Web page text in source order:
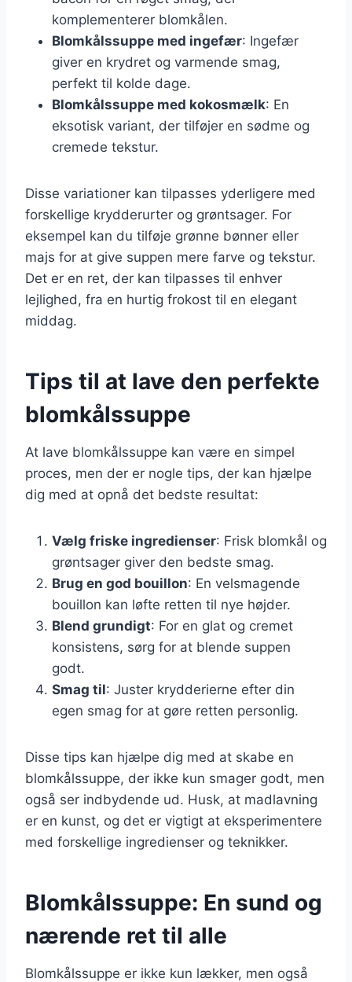
komplementerer blomkålen.
Blomkålssuppe med ingefær: Ingefær
giver en krydret og varmende smag,
perfekt til kolde dage.
Blomkålssuppe med kokosmælk: En
eksotisk variant, der tilføjer en sødme og
cremede tekstur.
Disse variationer kan tilpasses yderligere med
forskellige krydderurter og grøntsager. For
eksempel kan du tilføje grønne bønner eller
majs for at give suppen mere farve og tekstur.
Det er en ret, der kan tilpasses til enhver
lejlighed, fra en hurtig frokost til en elegant
middag.
Tips til at lave den perfekte
blomkålssuppe
At lave blomkålssuppe kan være en simpel
proces, men der er nogle tips, der kan hjælpe
dig med at opnå det bedste resultat:
Vælg friske ingredienser: Frisk blomkål og
grøntsager giver den bedste smag.
Brug en god bouillon: En velsmagende
bouillon kan løfte retten til nye højder.
Blend grundigt: For en glat og cremet
konsistens, sørg for at blende suppen
godt.
Smag til: Juster krydderierne efter din
egen smag for at gøre retten personlig.
Disse tips kan hjælpe dig med at skabe en
blomkålssuppe, der ikke kun smager godt, men
også ser indbydende ud. Husk, at madlavning
er en kunst, og det er vigtigt at eksperimentere
med forskellige ingredienser og teknikker.
Blomkålssuppe: En sund og
nærende ret til alle
Blomkålssuppe er ikke kun lækker, men også